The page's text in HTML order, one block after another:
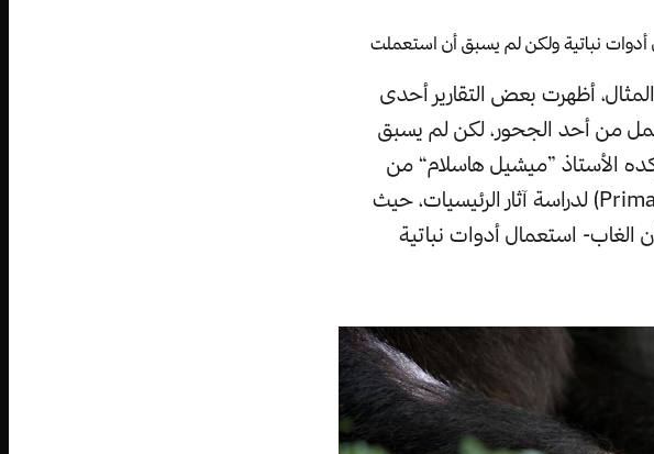
أدوات نباتية ولكن لم يسبق أن استعملت
أظهرت بعض التقارير أحدى
من أحد الجحور، لكن لم يسبق
الأستاذ ”ميشيل هاسلام“ من
جامعة أوكسفود في المملكة المتحدة؛ ورئيس مشروع (Primach) لدراسة آثار الرئيسيات، حيث
الغاب- استعمال أدوات نباتية